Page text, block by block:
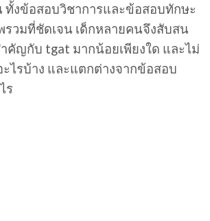
ทั้งข้อสอบวิชาการและข้อสอบทักษะ
รวมที่ชัดเจน เด็กหลายคนจึงสับสน
คัญกับ tgat มากน้อยเพียงใด และไม่
ไรบ้าง และแตกต่างจากข้อสอบ
ร